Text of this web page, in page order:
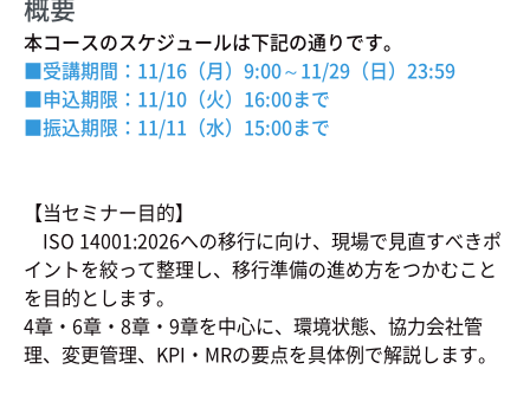
本コースのスケジュールは下記の通りです。
■受講期間：11/16（月）9:00～11/29（日）23:59
■申込期限：11/10（火）16:00まで
■振込期限：11/11 （水）15:00まで
【当セミナー目的】
ISO 14001:2026への移行に向け、現場で見直すべきポ
イントを絞って整理し、移行準備の進め方をつかむこと
を目的とします。
4章・6章・8章・9章を中心に、環境状態、協力会社管
理、変更管理、KPI・MRの要点を具体例で解説します。